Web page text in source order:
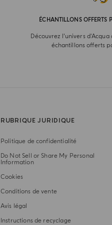
ÉCHANTILLONS OFFERTS
Découvrez l’univers
échantillons offerts
RUBRIQUE JURIDIQUE
Politique de confidentialité
Do Not Sell or Share My Personal
Information
Cookies
Conditions de vente
Avis légal
Instructions de recyclage